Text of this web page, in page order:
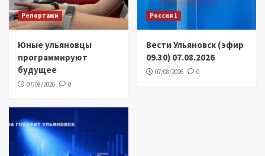
Репортажи
Юные ульяновцы
программируют
будущее
07/08/2026 0
Россия 1
Вести Ульяновск (эфир
09.30) 07.08.2026
07/08/2026 0